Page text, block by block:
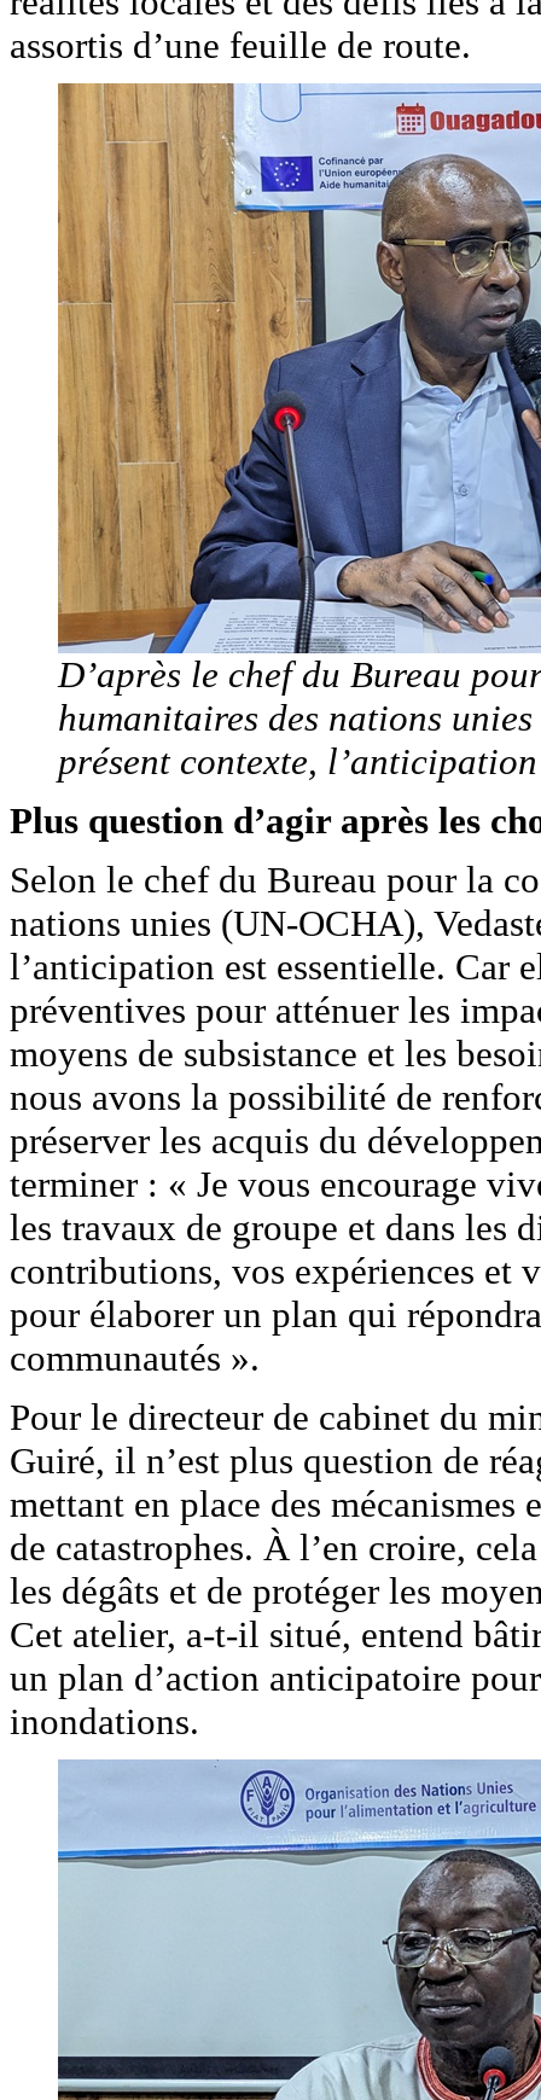
assortis d’une feuille de route.
D’après le chef du Bureau
humanitaires des nations
présent contexte,
Plus question d’agir après les
Selon le chef du Bureau pour la
nations unies (UN-OCHA),
l’anticipation est essentielle. Car
préventives pour atténuer les
moyens de subsistance et les
nous avons la possibilité de
préserver les acquis du
terminer : « Je vous encourage
les travaux de groupe et dans les
contributions, vos expériences et
pour élaborer un plan qui
communautés ».
Pour le directeur de cabinet du
Guiré, il n’est plus question de
mettant en place des mécanismes
de catastrophes. À l’en croire,
les dégâts et de protéger les
Cet atelier, a-t-il situé, entend
un plan d’action anticipatoire
inondations.